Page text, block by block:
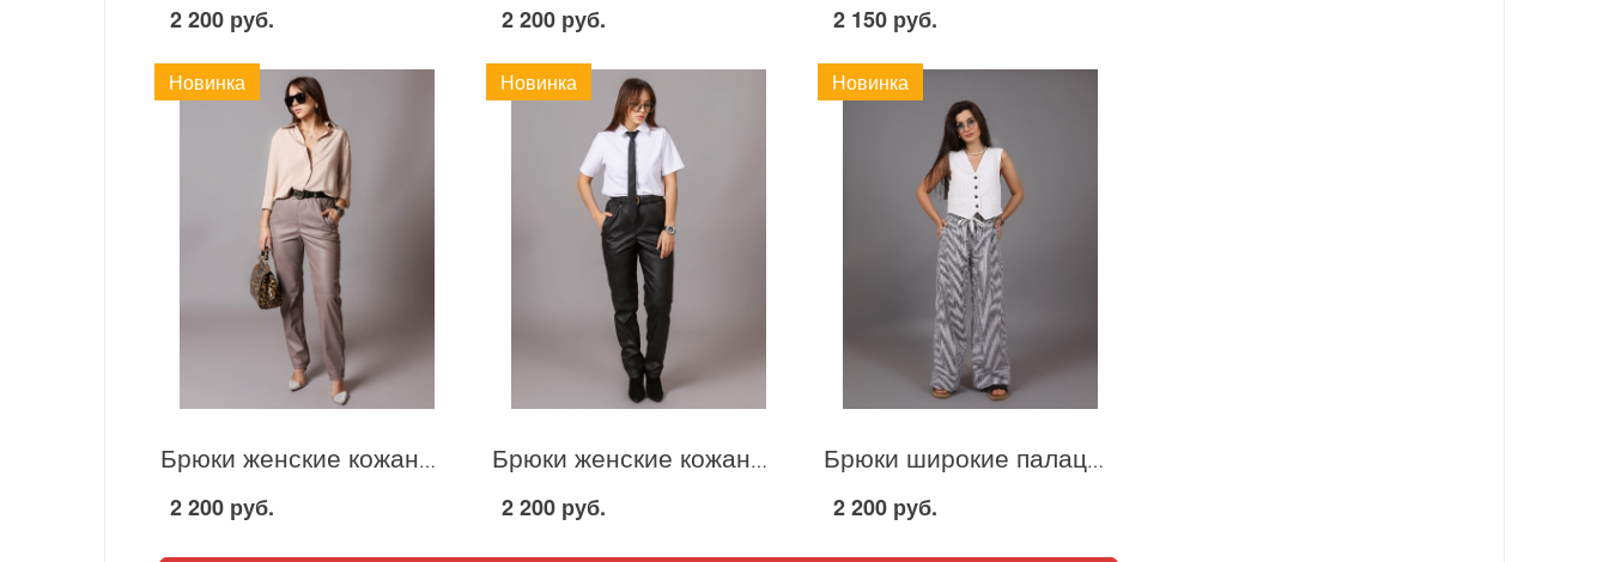
2 200 руб. 2 200 руб. 2 150 руб.
Новинка
Брюки женские кожаные. Хьюстон С040 Бежевый
2 200 руб.
Новинка
Брюки женские кожаные. Хьюстон С040 Черный
2 200 руб.
Новинка
Брюки широкие палаццо. С070 Серые
2 200 руб.